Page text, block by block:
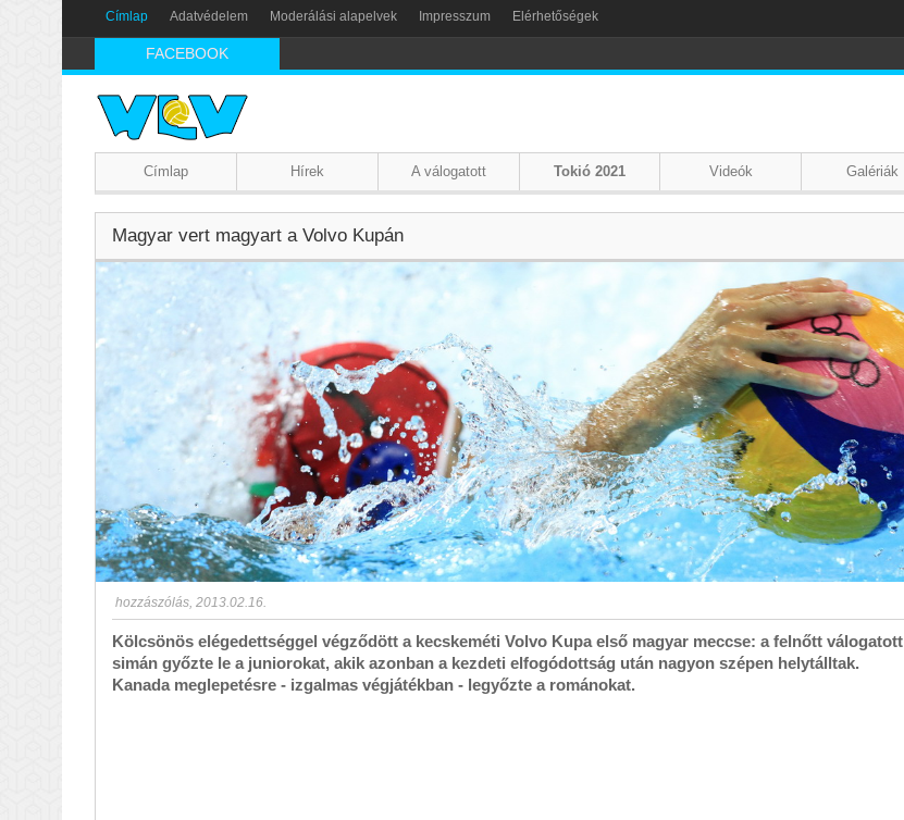
Címlap Adatvédelem Moderálási alapelvek Impresszum Elérhetőségek
FACEBOOK
Címlap Hírek A válogatott Tokió 2021 Videók Galériák
Magyar vert magyart a Volvo Kupán
hozzászólás, 2013.02.16.
Kölcsönös elégedettséggel végződött a kecskeméti Volvo Kupa első magyar meccse: a felnőtt válogatott
simán győzte le a juniorokat, akik azonban a kezdeti elfogódottság után nagyon szépen helytálltak.
Kanada meglepetésre - izgalmas végjátékban - legyőzte a románokat.